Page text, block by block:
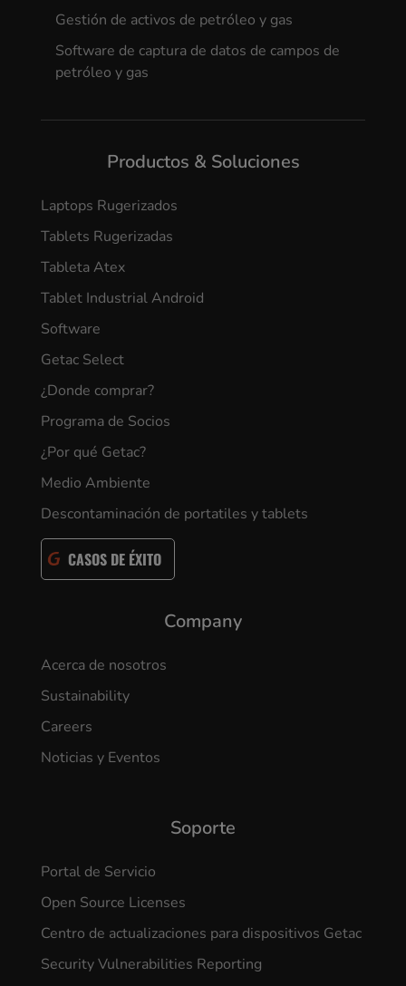
Gestión de activos de petróleo y gas
Software de captura de datos de campos de
petróleo y gas
Productos & Soluciones
Laptops Rugerizados
Tablets Rugerizadas
Tableta Atex
Tablet Industrial Android
Software
Getac Select
¿Donde comprar?
Programa de Socios
¿Por qué Getac?
Medio Ambiente
Descontaminación de portatiles y tablets
CASOS DE ÉXITO
Company
Acerca de nosotros
Sustainability
Careers
Noticias y Eventos
Soporte
Portal de Servicio
Open Source Licenses
Centro de actualizaciones para dispositivos Getac
Security Vulnerabilities Reporting